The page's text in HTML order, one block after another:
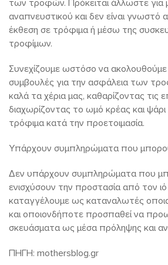
των τροφών. Πρόκειται άλλωστε για
αναπνευστικού και δεν είναι γνωστό
έκθεση σε τρόφιμα ή μέσω της
τροφίμων.
Συνεχίζουμε ωστόσο να ακολουθούμε
συμβουλές για την ασφάλεια των
καλά τα χέρια μας, καθαρίζοντας τις
διαχωρίζοντας το ωμό κρέας και
τρόφιμα κατά την προετοιμασία.
Υπάρχουν συμπληρώματα που
Δεν υπάρχουν συμπληρώματα που
ενισχύσουν την προστασία από τον
καταγγέλουμε ως καταναλωτές
και οποιονδήποτε προσπαθεί να
σκευάσματα ως μέσα πρόληψης και
ΠΗΓΗ: mothersblog.gr